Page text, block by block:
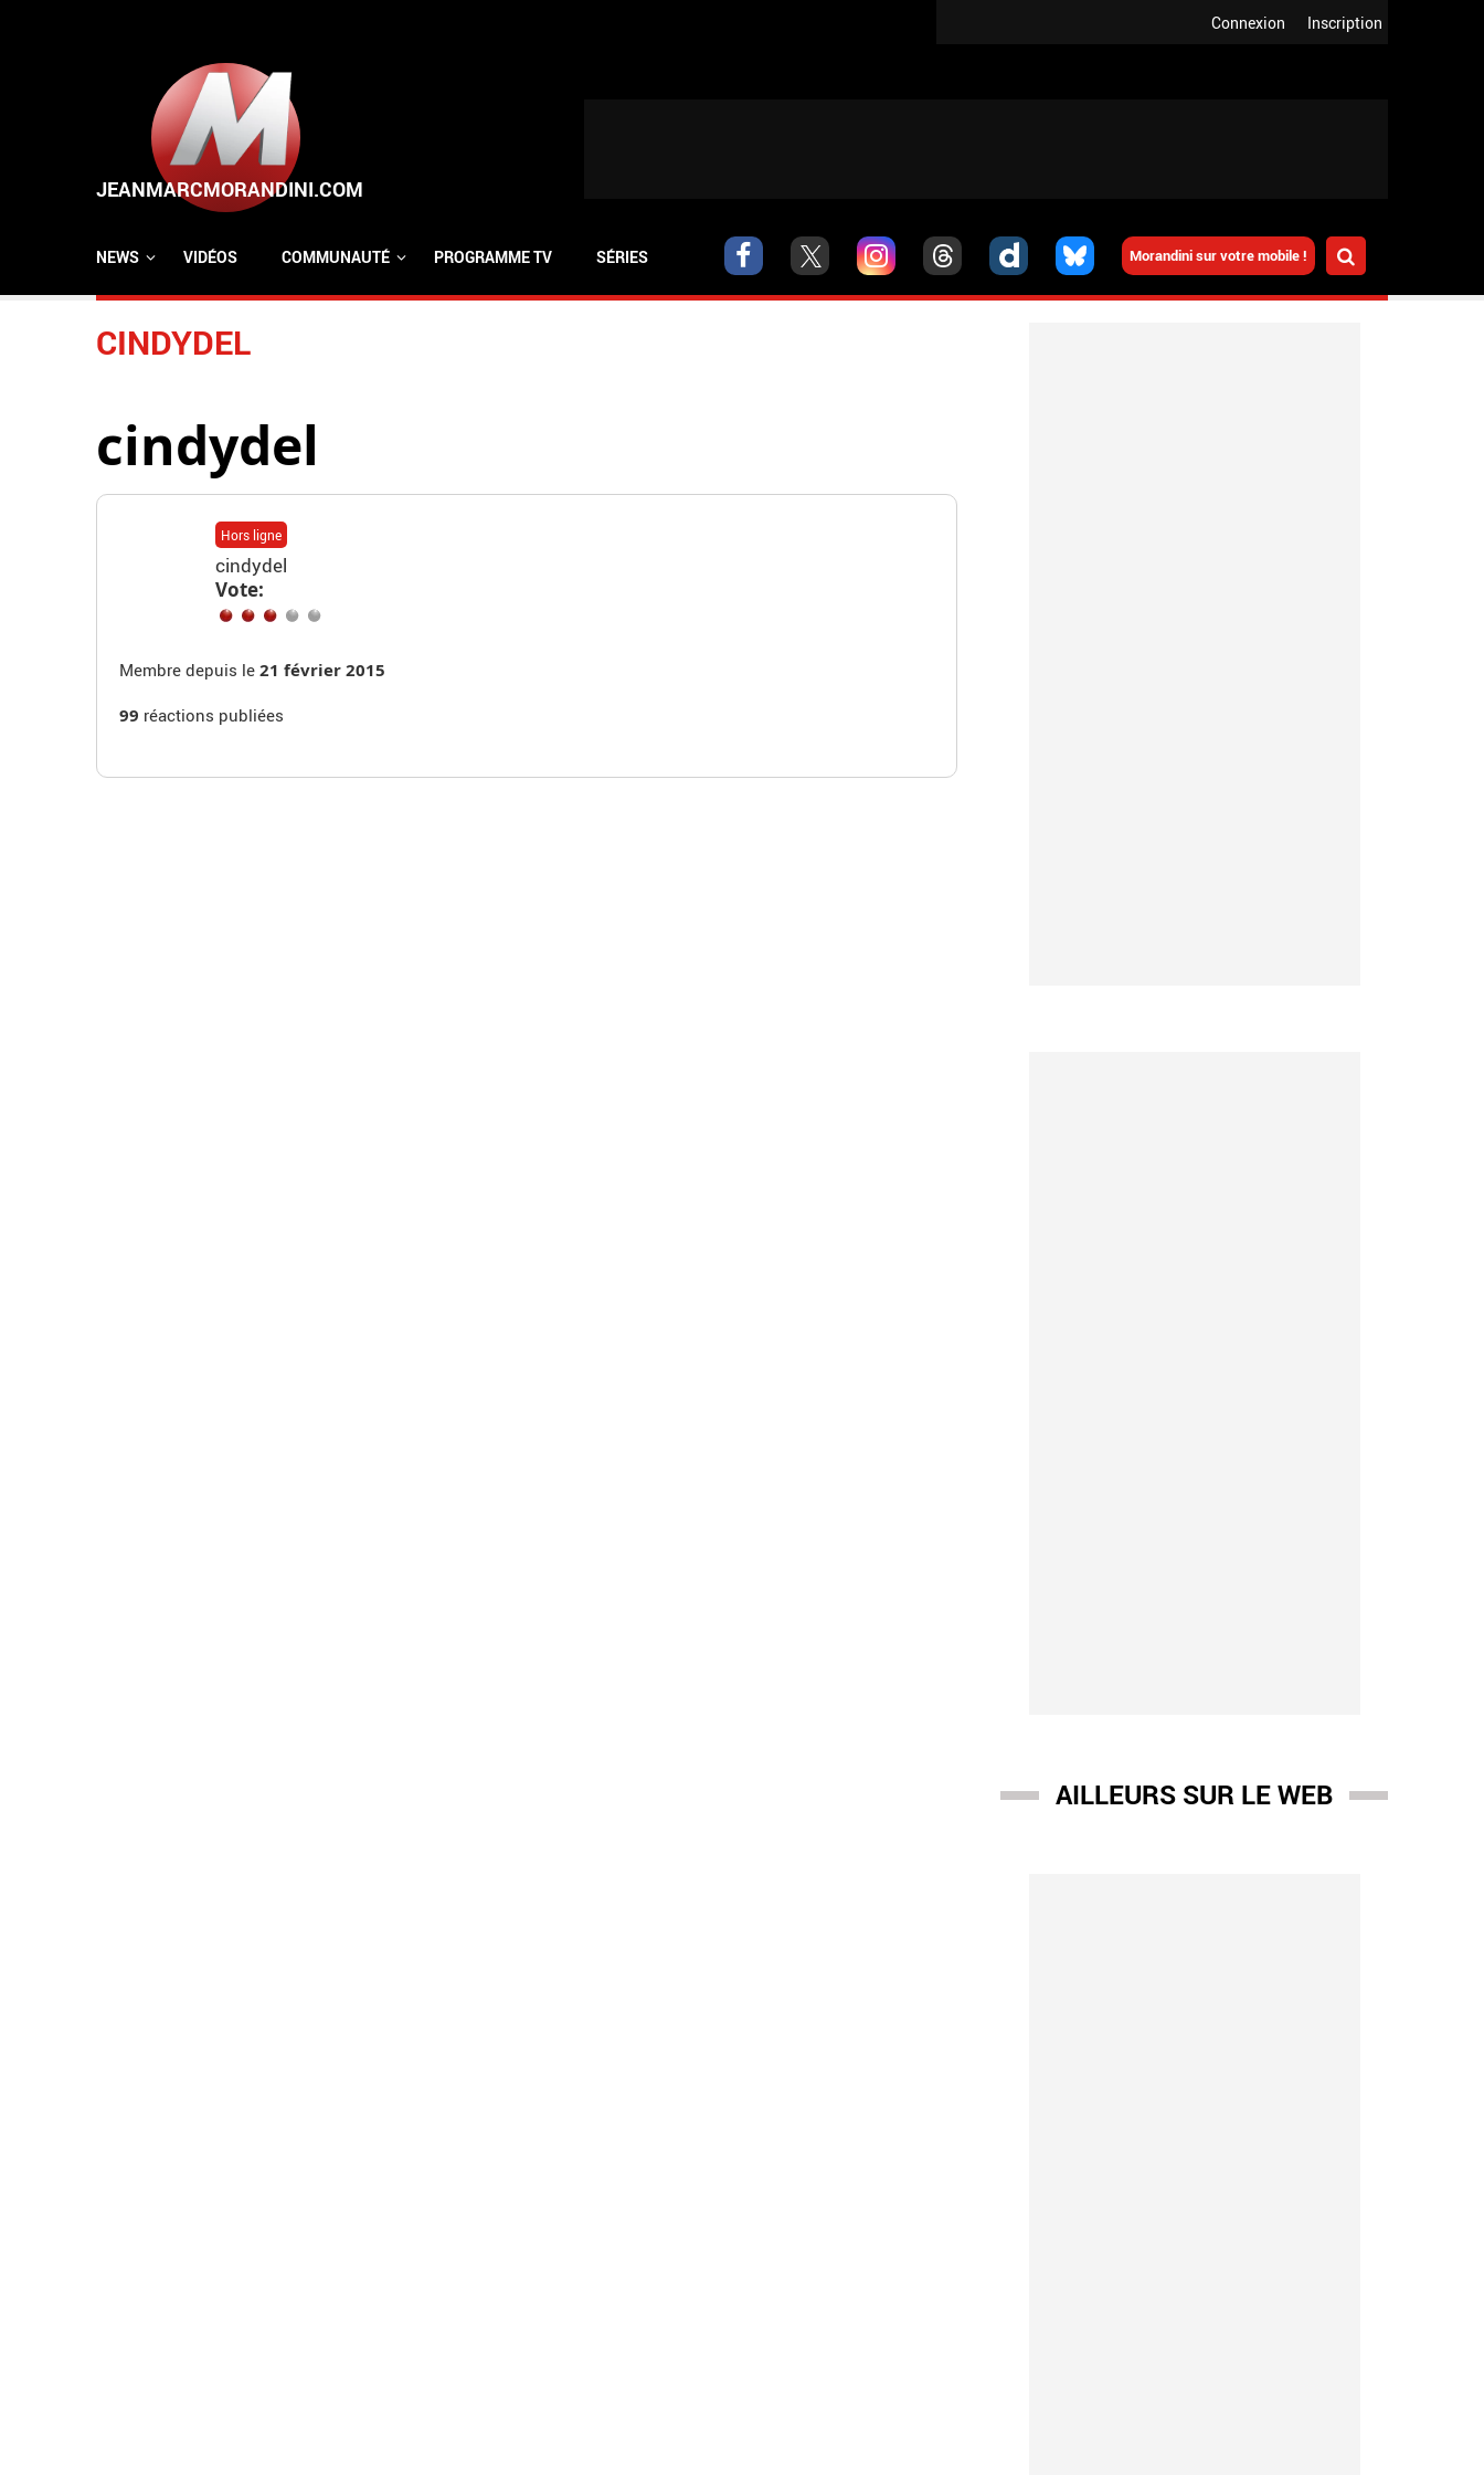
Inscription
Connexion
Morandini sur votre mobile !
NEWS VIDÉOS COMMUNAUTÉ PROGRAMME TV SÉRIES
CINDYDEL
cindydel
Hors ligne
cindydel
Vote:
Membre depuis le 21 février 2015
99 réactions publiées
AILLEURS SUR LE WEB